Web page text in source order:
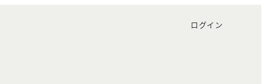
ログイン